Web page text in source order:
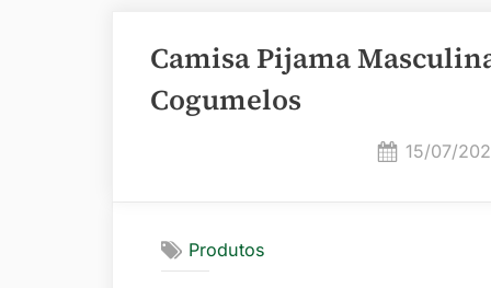
Camisa Pijama
Cogumelos
Posted
15/07/
Produtos